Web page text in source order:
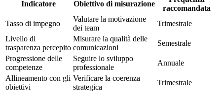
Indicatore Obiettivo di misurazione
raccomandata
Tasso di impegno
Valutare la motivazione
dei team
Trimestrale
Livello di
trasparenza percepito
Misurare la qualità delle
comunicazioni
Semestrale
Progressione delle
competenze
Seguire lo sviluppo
professionale
Annuale
Allineamento con gli
obiettivi
Verificare la coerenza
strategica
Trimestrale